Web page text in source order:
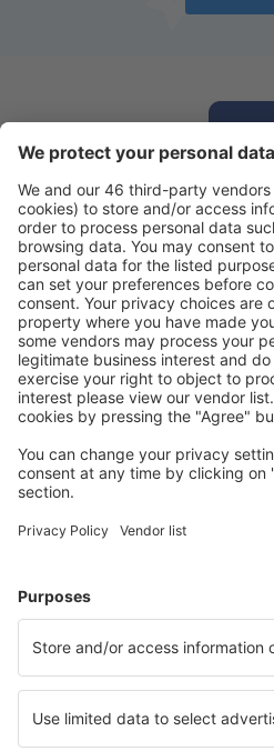
Laden Sie unsere App
Sie Ihre
Reise planen
Flüge
Kurzurlaub
Urlaub
Hotels
Transfers
Sportveranstaltungen